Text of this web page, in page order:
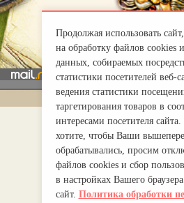
Продолжая использовать
на обработку файлов cookies
данных, собираемых
статистики посетителей веб-
ведения статистики
таргетирования товаров в
интересами посетителя
хотите, чтобы Ваши
обрабатывались, просим
файлов cookies и сбор
в настройках Вашего
сайт. Политика обработки